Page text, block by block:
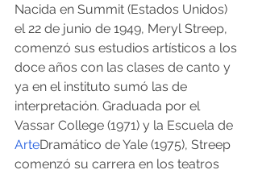
Nacida en Summit (Estados Unidos)
el 22 de junio de 1949, Meryl Streep,
comenzó sus estudios artísticos a los
doce años con las clases de canto y
ya en el instituto sumó las de
interpretación. Graduada por el
Vassar College (1971) y la Escuela de
ArteDramático de Yale (1975), Streep
comenzó su carrera en los teatros